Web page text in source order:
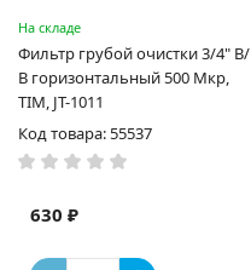
На складе
Фильтр грубой очистки 3/4" В/
В горизонтальный 500 Мкр,
TIM, JT-1011
Код товара: 55537
630 ₽